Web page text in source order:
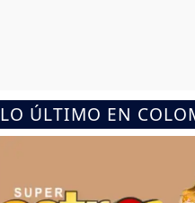
LO ÚLTIMO EN